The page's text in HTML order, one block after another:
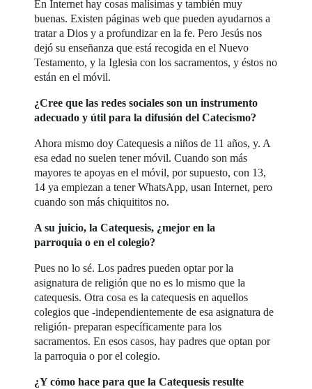
En Internet hay cosas malísimas y también muy
buenas. Existen páginas web que pueden ayudarnos a
tratar a Dios y a profundizar en la fe. Pero Jesús nos
dejó su enseñanza que está recogida en el Nuevo
Testamento, y la Iglesia con los sacramentos, y éstos no
están en el móvil.
¿Cree que las redes sociales son un instrumento
adecuado y útil para la difusión del Catecismo?
Ahora mismo doy Catequesis a niños de 11 años, y. A
esa edad no suelen tener móvil. Cuando son más
mayores te apoyas en el móvil, por supuesto, con 13,
14 ya empiezan a tener WhatsApp, usan Internet, pero
cuando son más chiquititos no.
A su juicio, la Catequesis, ¿mejor en la
parroquia o en el colegio?
Pues no lo sé. Los padres pueden optar por la
asignatura de religión que no es lo mismo que la
catequesis. Otra cosa es la catequesis en aquellos
colegios que -independientemente de esa asignatura de
religión- preparan específicamente para los
sacramentos. En esos casos, hay padres que optan por
la parroquia o por el colegio.
¿Y cómo hace para que la Catequesis resulte